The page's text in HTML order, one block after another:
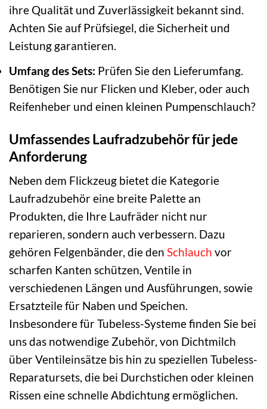
ihre Qualität und Zuverlässigkeit bekannt sind.
Achten Sie auf Prüfsiegel, die Sicherheit und
Leistung garantieren.
Umfang des Sets: Prüfen Sie den Lieferumfang.
Benötigen Sie nur Flicken und Kleber, oder auch
Reifenheber und einen kleinen Pumpenschlauch?
Umfassendes Laufradzubehör für jede
Anforderung
Neben dem Flickzeug bietet die Kategorie
Laufradzubehör eine breite Palette an
Produkten, die Ihre Laufräder nicht nur
reparieren, sondern auch verbessern. Dazu
gehören Felgenbänder, die den Schlauch vor
scharfen Kanten schützen, Ventile in
verschiedenen Längen und Ausführungen, sowie
Ersatzteile für Naben und Speichen.
Insbesondere für Tubeless-Systeme finden Sie bei
uns das notwendige Zubehör, von Dichtmilch
über Ventileinsätze bis hin zu speziellen Tubeless-
Reparatursets, die bei Durchstichen oder kleinen
Rissen eine schnelle Abdichtung ermöglichen.